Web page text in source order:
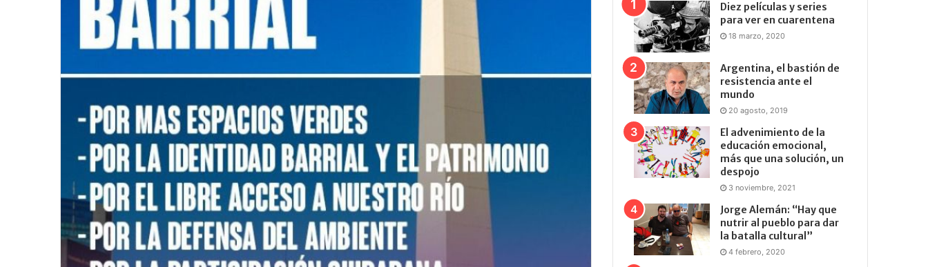
Diez películas y series
para ver en cuarentena
18 marzo, 2020
Argentina, el bastión de
resistencia ante el
mundo
20 agosto, 2019
El advenimiento de la
educación emocional,
más que una solución, un
despojo
3 noviembre, 2021
Jorge Alemán: “Hay que
nutrir al pueblo para dar
la batalla cultural”
4 febrero, 2020